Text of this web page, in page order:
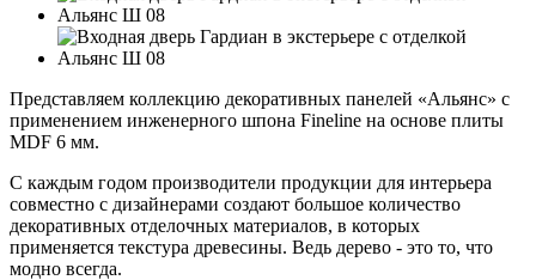
Представляем коллекцию декоративных панелей «Альянс» с
применением инженерного шпона Fineline на основе плиты
MDF 6 мм.
С каждым годом производители продукции для интерьера
совместно с дизайнерами создают большое количество
декоративных отделочных материалов, в которых
применяется текстура древесины. Ведь дерево - это то, что
модно всегда.